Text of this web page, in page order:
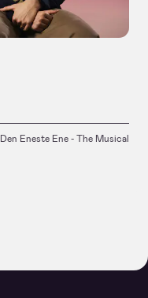
Den Eneste Ene - The Musical